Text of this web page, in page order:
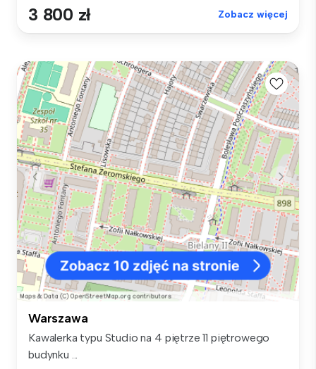
3 800 zł Zobacz więcej
Warszawa
Kawalerka typu Studio na 4 piętrze 11 piętrowego
budynku ...